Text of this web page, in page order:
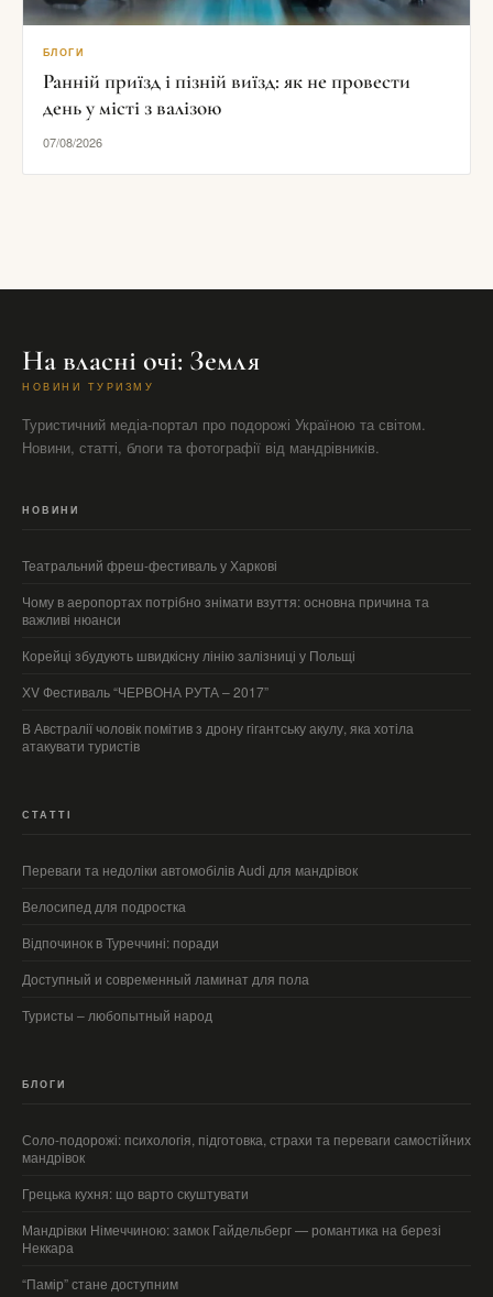
БЛОГИ
Ранній приїзд і пізній виїзд: як не провести
день у місті з валізою
07/08/2026
На власні очі: Земля
НОВИНИ ТУРИЗМУ
Туристичний медіа-портал про подорожі Україною та світом.
Новини, статті, блоги та фотографії від мандрівників.
НОВИНИ
Театральний фреш-фестиваль у Харкові
Чому в аеропортах потрібно знімати взуття: основна причина та
важливі нюанси
Корейці збудують швидкісну лінію залізниці у Польщі
ХV Фестиваль “ЧЕРВОНА РУТА – 2017”
В Австралії чоловік помітив з дрону гігантську акулу, яка хотіла
атакувати туристів
СТАТТІ
Переваги та недоліки автомобілів Audi для мандрівок
Велосипед для подростка
Відпочинок в Туреччині: поради
Доступный и современный ламинат для пола
Туристы – любопытный народ
БЛОГИ
Соло-подорожі: психологія, підготовка, страхи та переваги самостійних
мандрівок
Грецька кухня: що варто скуштувати
Мандрівки Німеччиною: замок Гайдельберг — романтика на березі
Неккара
“Памір” стане доступним